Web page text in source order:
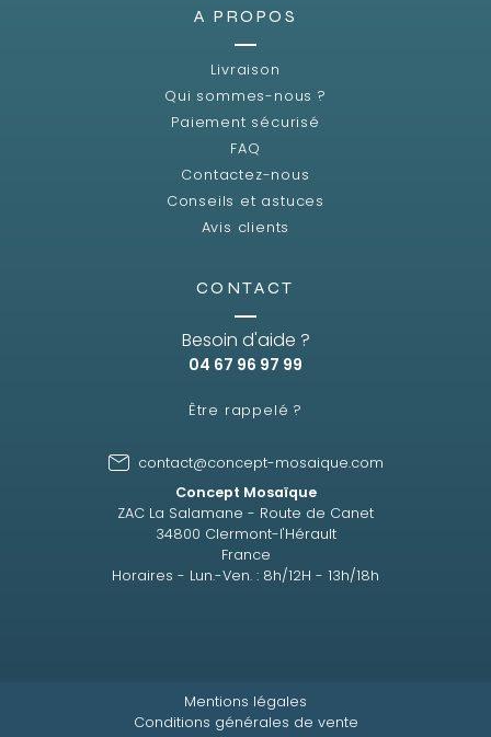
A PROPOS
Livraison
Qui sommes-nous ?
Paiement sécurisé
FAQ
Contactez-nous
Conseils et astuces
Avis clients
CONTACT
Besoin d'aide ?
04 67 96 97 99
Être rappelé ?
contact@concept-mosaique.com
Concept Mosaïque
ZAC La Salamane - Route de Canet
34800 Clermont-l'Hérault
France
Horaires - Lun.-Ven. : 8h/12H - 13h/18h
Mentions légales
Conditions générales de vente